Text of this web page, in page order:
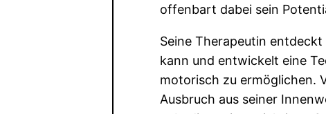
offenbart dabei sein
Seine Therapeutin
kann und entwickelt eine
motorisch zu ermöglichen.
Ausbruch aus seiner